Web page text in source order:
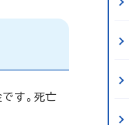
す。死亡